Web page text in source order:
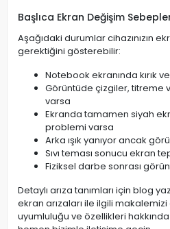
Başlıca Ekran Değişim
Aşağıdaki durumlar cihazınızın
gerektiğini gösterebilir:
Notebook ekranında kırık
Görüntüde çizgiler, titreme
varsa
Ekranda tamamen siyah
problemi varsa
Arka ışık yanıyor ancak
Sıvı teması sonucu ekran
Fiziksel darbe sonrası
Detaylı arıza tanımları için blog
ekran arızaları ile ilgili
uyumluluğu ve özellikleri